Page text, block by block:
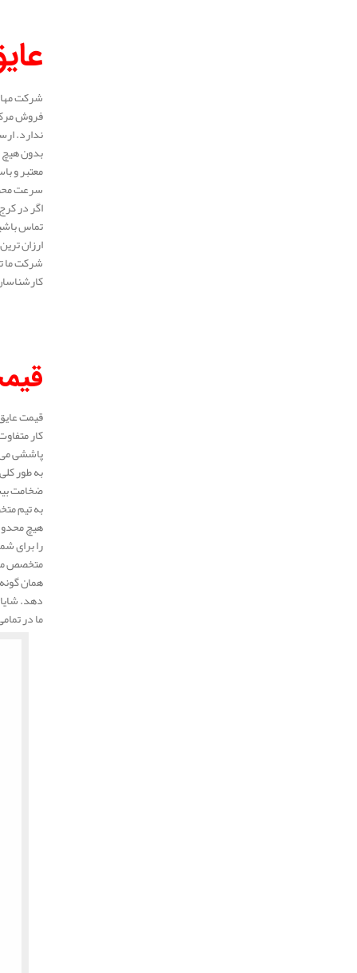
شرکت
فروش
ندارد.
بدون هیچ
معتبر و
سرعت
اگر در
تماس
ارزان
شرکت ما
کار
پاششی می
ضخامت
به تیم
هیچ
را برای
متخصص
همان
دهد.
ما در